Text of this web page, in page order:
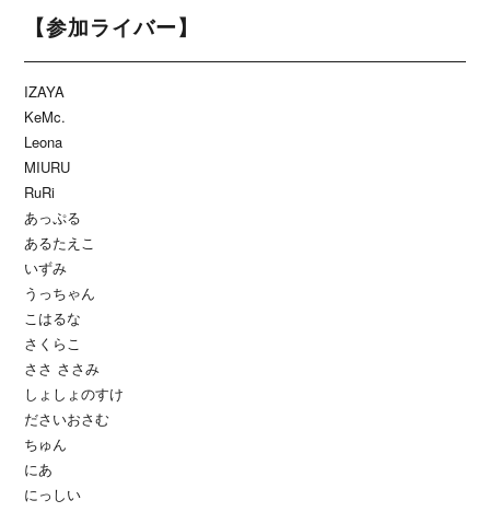
【参加ライバー】
IZAYA
KeMc.
Leona
MIURU
RuRi
あっぷる
あるたえこ
いずみ
うっちゃん
こはるな
さくらこ
ささ ささみ
しょしょのすけ
ださいおさむ
ちゅん
にあ
にっしい